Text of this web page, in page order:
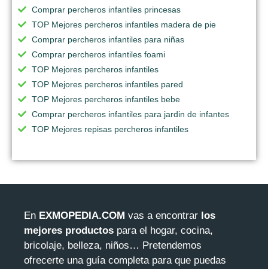
Comprar percheros infantiles princesas
TOP Mejores percheros infantiles madera de pie
Comprar percheros infantiles para niñas
Comprar percheros infantiles foami
TOP Mejores percheros infantiles
TOP Mejores percheros infantiles pared
TOP Mejores percheros infantiles bebe
Comprar percheros infantiles para jardin de infantes
TOP Mejores repisas percheros infantiles
En EXMOPEDIA.COM vas a encontrar los
mejores productos para el hogar, cocina,
bricolaje, belleza, niños… Pretendemos
ofrecerte una guía completa para que puedas